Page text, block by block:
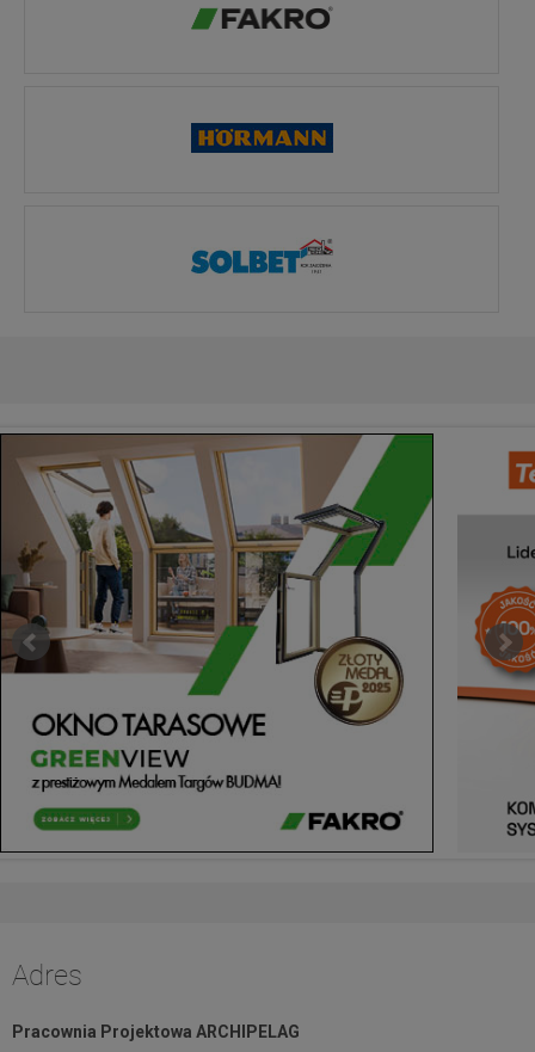
Adres
Pracownia Projektowa ARCHIPELAG